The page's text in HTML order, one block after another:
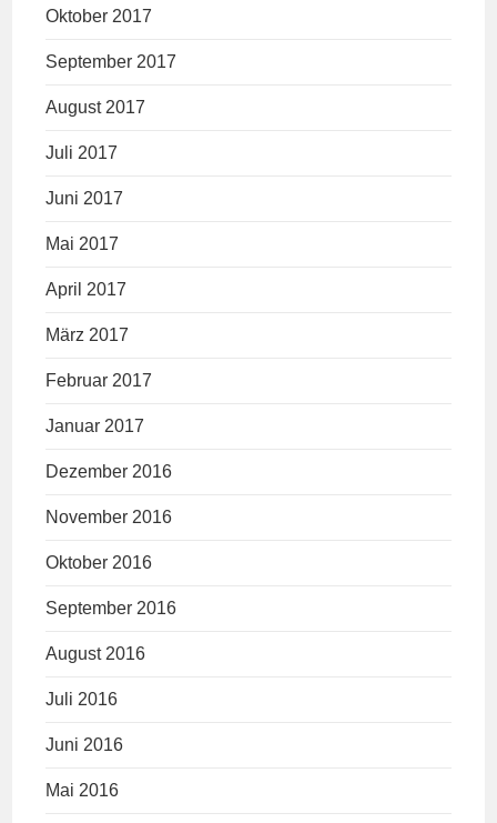
Oktober 2017
September 2017
August 2017
Juli 2017
Juni 2017
Mai 2017
April 2017
März 2017
Februar 2017
Januar 2017
Dezember 2016
November 2016
Oktober 2016
September 2016
August 2016
Juli 2016
Juni 2016
Mai 2016